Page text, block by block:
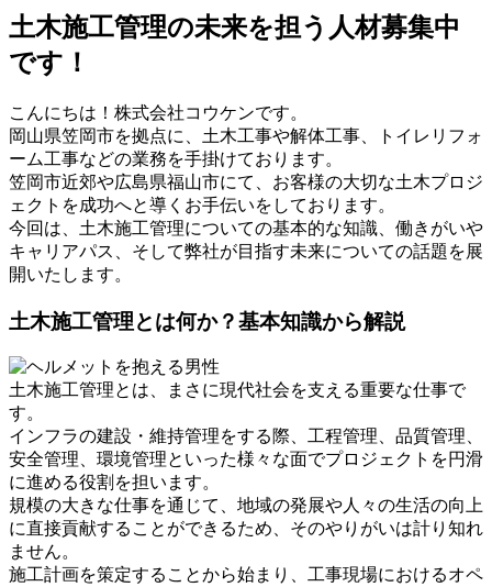
土木施工管理の未来を担う人材募集中
です！
こんにちは！株式会社コウケンです。
岡山県笠岡市を拠点に、土木工事や解体工事、トイレリフォ
ーム工事などの業務を手掛けております。
笠岡市近郊や広島県福山市にて、お客様の大切な土木プロジ
ェクトを成功へと導くお手伝いをしております。
今回は、土木施工管理についての基本的な知識、働きがいや
キャリアパス、そして弊社が目指す未来についての話題を展
開いたします。
土木施工管理とは何か？基本知識から解説
土木施工管理とは、まさに現代社会を支える重要な仕事で
す。
インフラの建設・維持管理をする際、工程管理、品質管理、
安全管理、環境管理といった様々な面でプロジェクトを円滑
に進める役割を担います。
規模の大きな仕事を通じて、地域の発展や人々の生活の向上
に直接貢献することができるため、そのやりがいは計り知れ
ません。
施工計画を策定することから始まり、工事現場におけるオペ